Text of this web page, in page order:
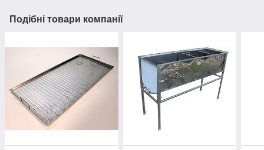
Подібні товари компанії